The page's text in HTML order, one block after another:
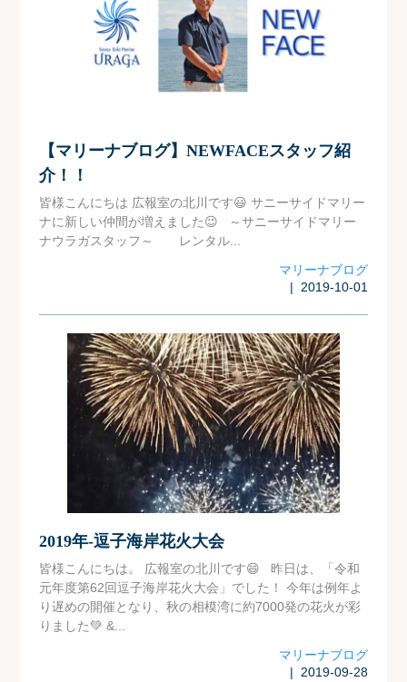
【マリーナブログ】NEWFACEスタッフ紹
介！！
皆様こんにちは 広報室の北川です😃 サニーサイドマリー
ナに新しい仲間が増えました😉 ～サニーサイドマリー
ナウラガスタッフ～ レンタル...
マリーナブログ
| 2019-10-01
2019年-逗子海岸花火大会
皆様こんにちは。 広報室の北川です😄 昨日は、「令和
元年度第62回逗子海岸花火大会」でした！ 今年は例年よ
り遅めの開催となり、秋の相模湾に約7000発の花火が彩
りました💚 &...
マリーナブログ
| 2019-09-28